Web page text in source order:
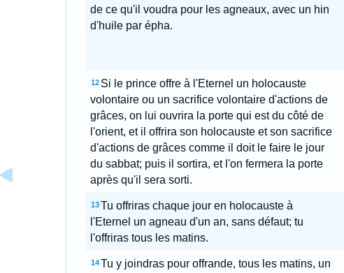
de ce qu'il voudra pour les agneaux, avec un hin
d'huile par épha.
12 Si le prince offre à l'Eternel un holocauste
volontaire ou un sacrifice volontaire d'actions de
grâces, on lui ouvrira la porte qui est du côté de
l'orient, et il offrira son holocauste et son sacrifice
d'actions de grâces comme il doit le faire le jour
du sabbat; puis il sortira, et l'on fermera la porte
après qu'il sera sorti.
13 Tu offriras chaque jour en holocauste à
l'Eternel un agneau d'un an, sans défaut; tu
l'offriras tous les matins.
14 Tu y joindras pour offrande, tous les matins, un